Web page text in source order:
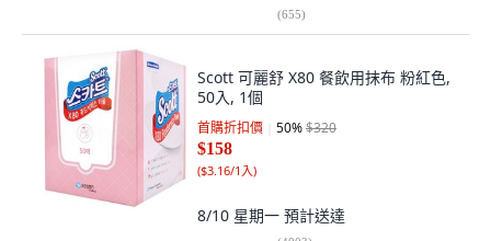
(655)
Scott 可麗舒 X80 餐飲用抹布 粉紅色,
50入, 1個
首購折扣價 50%$320
$158
($3.16/1入)
8/10 星期一 預計送達